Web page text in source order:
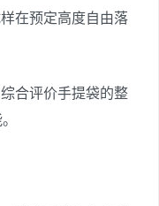
在预定高度自由落
合评价手提袋的整